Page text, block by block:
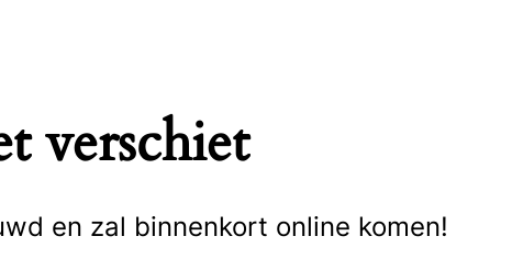
verschiet
en zal binnenkort online komen!